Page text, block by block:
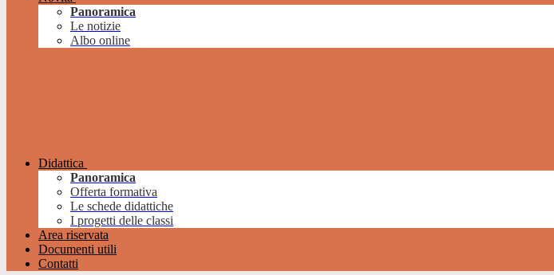
Panoramica
Le notizie
Albo online
Didattica
Panoramica
Offerta formativa
Le schede didattiche
I progetti delle classi
Area riservata
Documenti utili
Contatti